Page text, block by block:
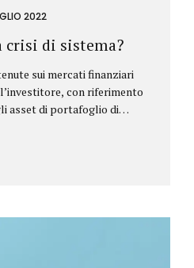
2022
crisi di sistema?
sui mercati finanziari
con riferimento
asset di portafoglio di
di Wikipedia si legge:
di investire il proprio